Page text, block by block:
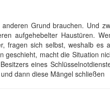
Grund brauchen. Und
aufgehebelter Haustüren.
fragen sich selbst, weshalb es
macht die Situation
eines
dann diese Mängel schließen